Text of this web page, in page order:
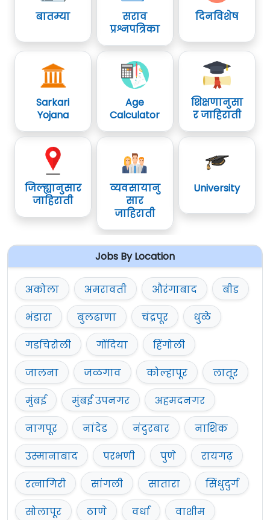
बातम्या
सराव
प्रश्नपत्रिका
दिनविशेष
Sarkari
Yojana
Age
Calculator
शिक्षणानुसा
र जाहिराती
जिल्ह्यानुसार
जाहिराती
व्यवसायानु
सार
जाहिराती
University
Jobs By Location
अकोला अमरावती औरंगाबाद
बीड
भंडारा
बुलढाणा चंद्रपूर
धुळे
गडचिरोली
गोंदिया
हिंगोली
जालना
जळगाव कोल्हापूर
लातूर
मुंबई
मुंबई उपनगर
अहमदनगर
नागपूर
नांदेड नंदुरबार
नाशिक
उस्मानाबाद
परभणी पुणे
रायगढ़
रत्नागिरी
सांगली सातारा
सिंधुदुर्ग
सोलापूर
ठाणे वर्धा
वाशीम